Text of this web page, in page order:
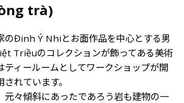
trà)
のĐinh Ý Nhiとお面作品を中心とする男
Triềuのコレクションが飾ってある美術
ティールームとしてワークショップが開
れています。
元々傾斜にあったであろう岩も建物の一